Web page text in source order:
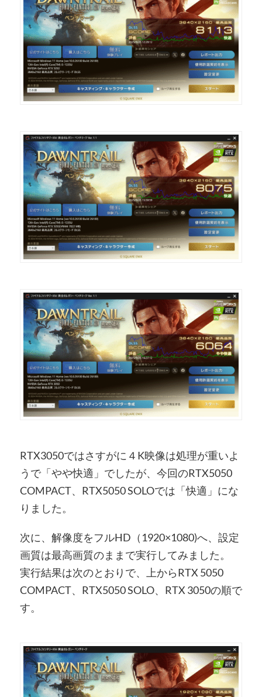
RTX3050ではさすがに４K映像は処理が重いよ
うで「やや快適」でしたが、今回のRTX5050
COMPACT、RTX5050 SOLOでは「快適」にな
りました。
次に、解像度をフルHD（1920×1080)へ、設定
画質は最高画質のままで実行してみました。
実行結果は次のとおりで、上からRTX 5050
COMPACT、RTX5050 SOLO、RTX 3050の順で
す。